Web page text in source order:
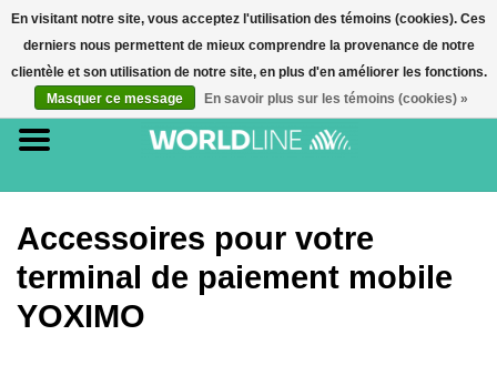
0 Article(s) - €0,00
Accueil
Terminaux de paiement
E-commerce
Accessoires pour votre
terminal de paiement mobile
YOXIMO
En visitant notre site, vous acceptez l'utilisation des témoins (cookies). Ces
derniers nous permettent de mieux comprendre la provenance de notre
clientèle et son utilisation de notre site, en plus d'en améliorer les fonctions.
Masquer ce message
En savoir plus sur les témoins (cookies) »